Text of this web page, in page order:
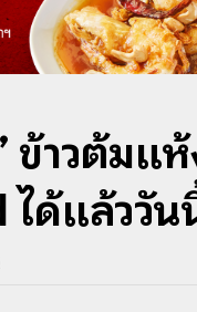
ข้าวต้มแ
ด้เเล้ววัน